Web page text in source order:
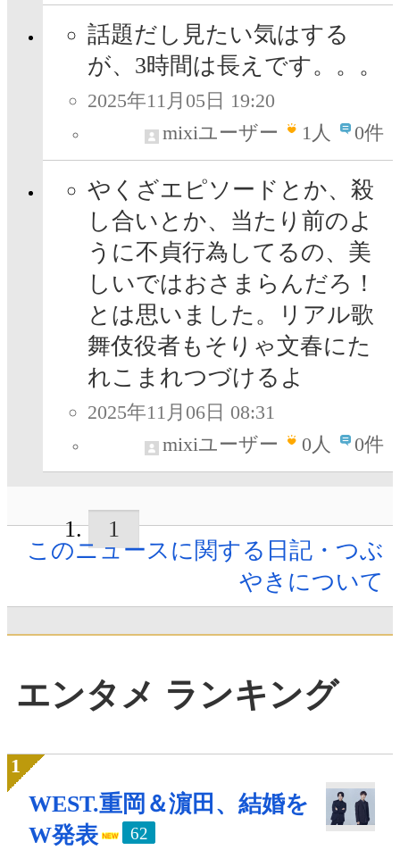
話題だし見たい気はする
が、3時間は長えです。。。
2025年11月05日 19:20
mixiユーザー
1人 0件
やくざエピソードとか、殺
し合いとか、当たり前のよ
うに不貞行為してるの、美
しいではおさまらんだろ！
とは思いました。リアル歌
舞伎役者もそりゃ文春にた
れこまれつづけるよ
2025年11月06日 08:31
mixiユーザー
0人 0件
1
このニュースに関する日記・つぶ
やきについて
エンタメ ランキング
WEST.重岡＆濵田、結婚を
W発表
62